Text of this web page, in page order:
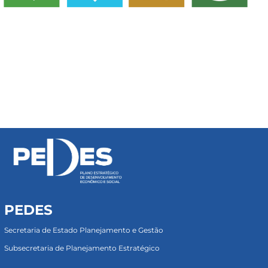
PEDES
Secretaria de Estado Planejamento e Gestão
Subsecretaria de Planejamento Estratégico